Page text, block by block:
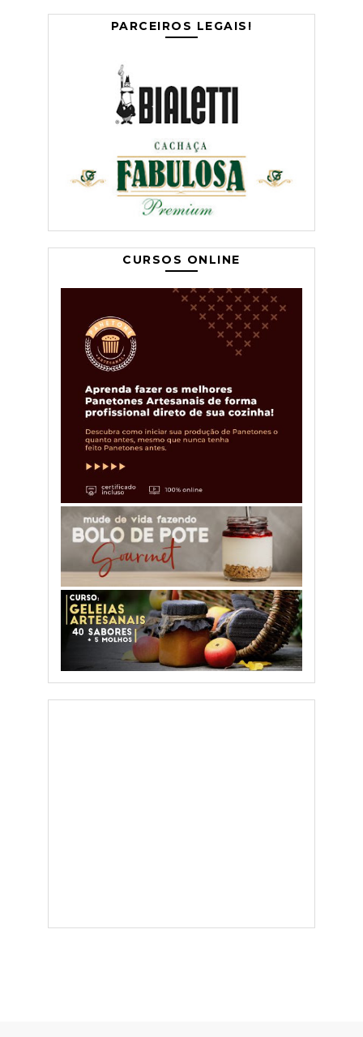
PARCEIROS LEGAIS!
CURSOS ONLINE